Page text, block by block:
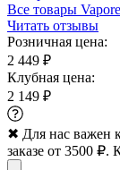
Все товары
Читать отзывы
Розничная цена:
2 449 ₽
Клубная цена:
2 149 ₽
✖ Для нас важен
заказе от 3500 ₽.